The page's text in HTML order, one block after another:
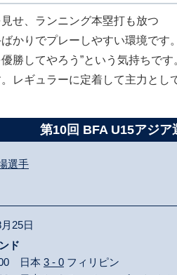
せ、ランニング本塁打も放つ
ばかりでプレーしやすい環境です
勝してやろう”という気持ちで
レギュラーに定着して主力とし
第10回 BFA U15アジア
選手
25日
ド
日本 3 - 0 フィリピン